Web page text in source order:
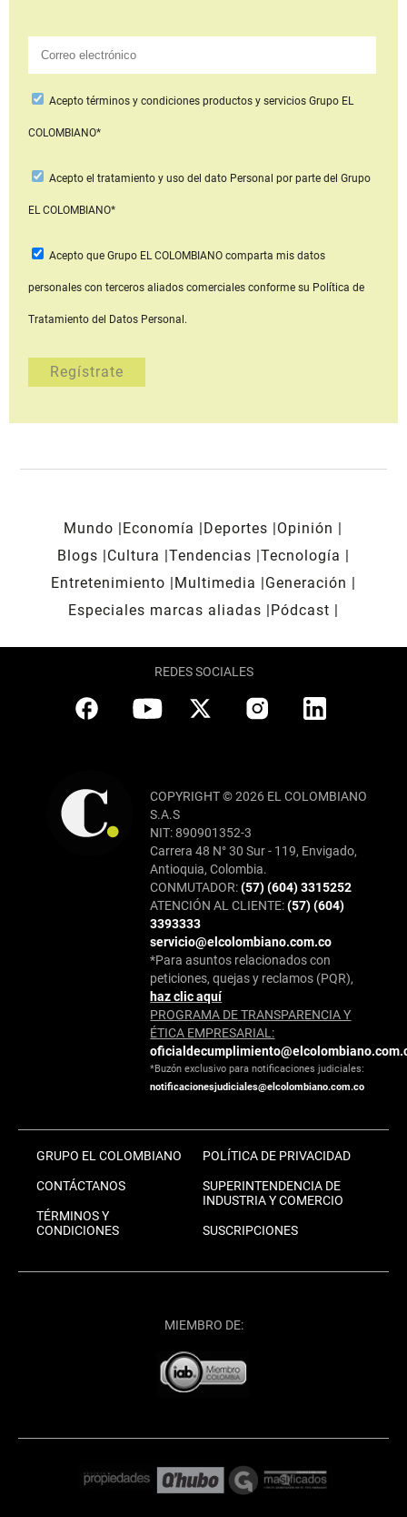
Aceptotérminos y condiciones productos y serviciosGrupo EL
COLOMBIANO*
Acepto el tratamiento y uso del dato Personal por parte del Grupo
EL COLOMBIANO*
Acepto que Grupo EL COLOMBIANOcomparta mis datos
personales con terceros aliados comerciales conforme su Política de
Tratamiento del Datos Personal.
Mundo Economía Deportes
Opinión
Blogs
Cultura Tendencias Tecnología
Entretenimiento
Multimedia
Generación
Especiales marcas aliadas
Pódcast
REDES SOCIALES
COPYRIGHT © 2026 EL COLOMBIANO
S.A.S
NIT: 890901352-3
Carrera 48 N° 30 Sur - 119, Envigado,
Antioquia, Colombia.
CONMUTADOR:(57) (604) 3315252
ATENCIÓN AL CLIENTE:(57) (604)
3393333
servicio@elcolombiano.com.co
*Para asuntos relacionados con
peticiones, quejas y reclamos (PQR),
haz clic aquí
PROGRAMA DE TRANSPARENCIA Y
ÉTICA EMPRESARIAL:
*Buzón exclusivo para notificaciones judiciales:
notificacionesjudiciales@elcolombiano.com.co
GRUPO EL COLOMBIANO
CONTÁCTANOS
TÉRMINOS Y
CONDICIONES
POLÍTICA DE PRIVACIDAD
SUPERINTENDENCIA DE
INDUSTRIA Y COMERCIO
SUSCRIPCIONES
MIEMBRO DE: